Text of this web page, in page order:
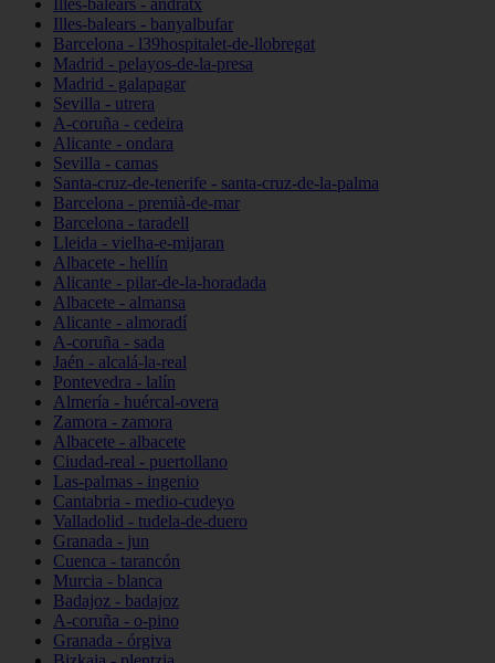
Illes-balears - andratx
Illes-balears - banyalbufar
Barcelona - l39hospitalet-de-llobregat
Madrid - pelayos-de-la-presa
Madrid - galapagar
Sevilla - utrera
A-coruña - cedeira
Alicante - ondara
Sevilla - camas
Santa-cruz-de-tenerife - santa-cruz-de-la-palma
Barcelona - premià-de-mar
Barcelona - taradell
Lleida - vielha-e-mijaran
Albacete - hellín
Alicante - pilar-de-la-horadada
Albacete - almansa
Alicante - almoradí
A-coruña - sada
Jaén - alcalá-la-real
Pontevedra - lalín
Almería - huércal-overa
Zamora - zamora
Albacete - albacete
Ciudad-real - puertollano
Las-palmas - ingenio
Cantabria - medio-cudeyo
Valladolid - tudela-de-duero
Granada - jun
Cuenca - tarancón
Murcia - blanca
Badajoz - badajoz
A-coruña - o-pino
Granada - órgiva